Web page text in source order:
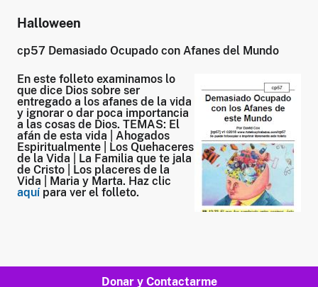
Halloween
cp57 Demasiado Ocupado con Afanes del Mundo
En este folleto examinamos lo
que dice Dios sobre ser
entregado a los afanes de la vida
y ignorar o dar poca importancia
a las cosas de Dios. TEMAS: El
afán de esta vida | Ahogados
Espiritualmente | Los Quehaceres
de la Vida | La Familia que te jala
de Cristo | Los placeres de la
Vida | Maria y Marta. Haz clic
aquí para ver el folleto.
Donar y Contactarme